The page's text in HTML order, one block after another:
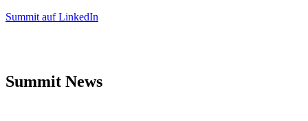
Summit auf LinkedIn
Summit News